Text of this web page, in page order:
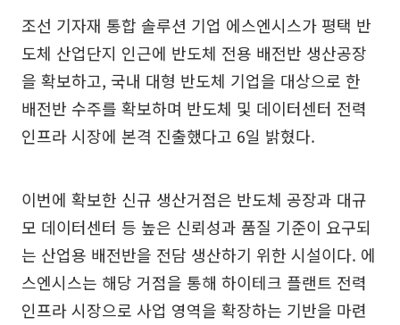
조선 기자재 통합 솔루션 기업 에스엔시스가 평택 반
도체 산업단지 인근에 반도체 전용 배전반 생산공장
을 확보하고, 국내 대형 반도체 기업을 대상으로 한
배전반 수주를 확보하며 반도체 및 데이터센터 전력
인프라 시장에 본격 진출했다고 6일 밝혔다.
이번에 확보한 신규 생산거점은 반도체 공장과 대규
모 데이터센터 등 높은 신뢰성과 품질 기준이 요구되
는 산업용 배전반을 전담 생산하기 위한 시설이다. 에
스엔시스는 해당 거점을 통해 하이테크 플랜트 전력
인프라 시장으로 사업 영역을 확장하는 기반을 마련